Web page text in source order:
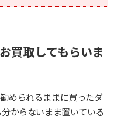
買取してもらいま
められるままに買ったダ
からないまま置いている